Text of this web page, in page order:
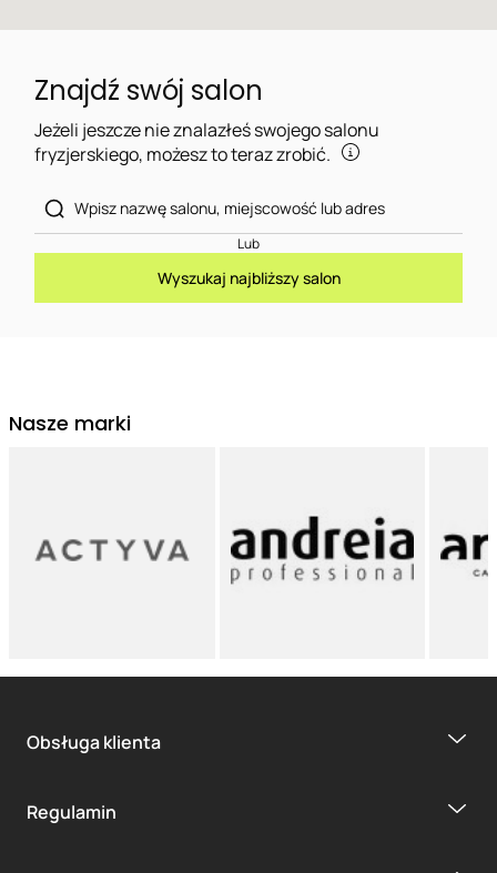
Znajdź swój salon
Jeżeli jeszcze nie znalazłeś swojego salonu
fryzjerskiego, możesz to teraz zrobić.
Lub
Wyszukaj najbliższy salon
Nasze marki
Obsługa klienta
Regulamin